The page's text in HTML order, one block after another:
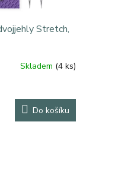
Stretch,
Skladem (4 ks)
Do košíku